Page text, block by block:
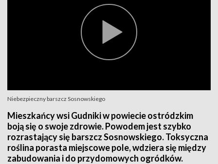
Niebezpieczny barszcz Sosnowskiego
Mieszkańcy wsi Gudniki w powiecie ostródzkim
boją się o swoje zdrowie. Powodem jest szybko
rozrastający się barszcz Sosnowskiego. Toksyczna
roślina porasta miejscowe pole, wdziera się między
zabudowania i do przydomowych ogródków.